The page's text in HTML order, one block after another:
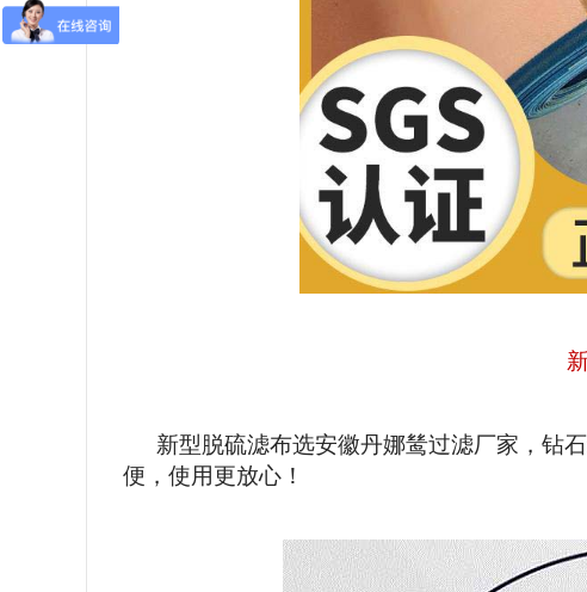
新型脱硫滤布选安徽丹娜鸶过滤厂家，钻
便，使用更放心！